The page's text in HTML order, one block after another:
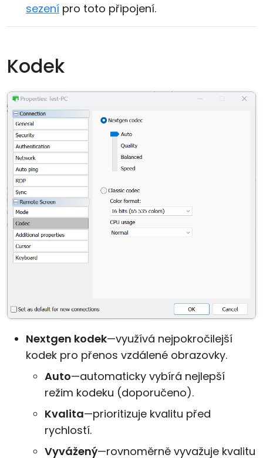
sezení pro toto připojení.
Kodek
Nextgen kodek—využívá nejpokročilejší
kodek pro přenos vzdálené obrazovky.
Auto—automaticky vybírá nejlepší
režim kodeku (doporučeno).
Kvalita—prioritizuje kvalitu před
rychlostí.
Vyvážený—rovnoměrně vyvažuje kvalitu